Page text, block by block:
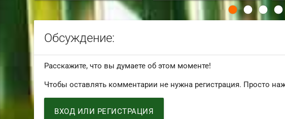
Обсуждение:
Расскажите, что вы думаете об этом моменте!
Чтобы оставлять комментарии не нужна регистрация. Просто
ВХОД ИЛИ РЕГИСТРАЦИЯ